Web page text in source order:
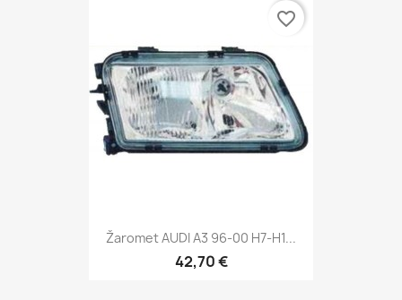
Žaromet AUDI A3 96-00 H7-H1...
42,70 €
favorite_border